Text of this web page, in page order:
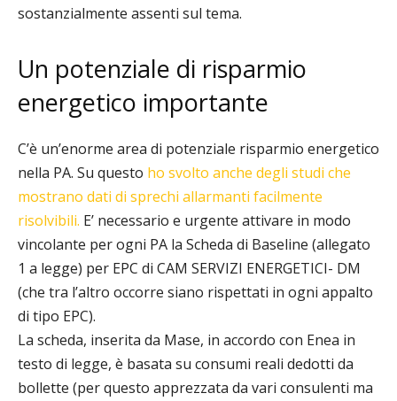
sostanzialmente assenti sul tema.
Un potenziale di risparmio
energetico importante
C’è un’enorme area di potenziale risparmio energetico
nella PA. Su questo ho svolto anche degli studi che
mostrano dati di sprechi allarmanti facilmente
risolvibili. E’ necessario e urgente attivare in modo
vincolante per ogni PA la Scheda di Baseline (allegato
1 a legge) per EPC di CAM SERVIZI ENERGETICI- DM
(che tra l’altro occorre siano rispettati in ogni appalto
di tipo EPC).
La scheda, inserita da Mase, in accordo con Enea in
testo di legge, è basata su consumi reali dedotti da
bollette (per questo apprezzata da vari consulenti ma